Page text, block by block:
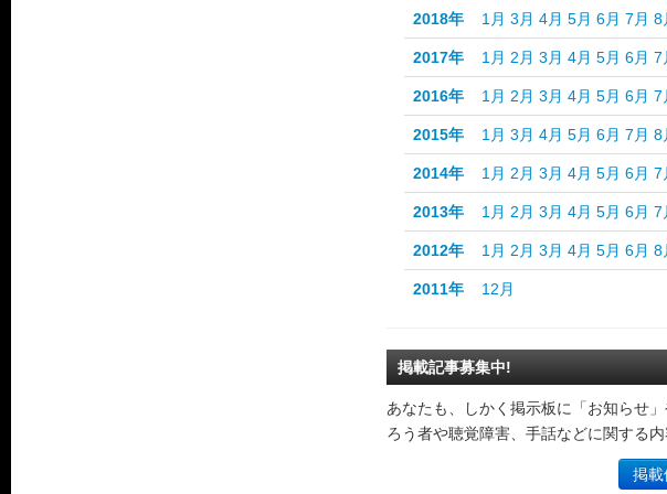
2018年 1月 3月 4月 5月 6月 7月 8
2017年 1月 2月 3月 4月 5月 6月 7
2016年 1月 2月 3月 4月 5月 6月 7
2015年 1月 3月 4月 5月 6月 7月 8
2014年 1月 2月 3月 4月 5月 6月 7
2013年 1月 2月 3月 4月 5月 6月 7
2012年 1月 2月 3月 4月 5月 6月 8
2011年 12月
掲載記事募集中!
あなたも、しかく掲示板に「お知らせ
ろう者や聴覚障害、手話などに関する
掲載